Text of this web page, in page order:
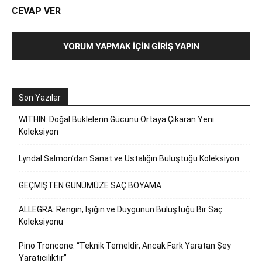
CEVAP VER
YORUM YAPMAK İÇIN GIRIŞ YAPIN
Son Yazılar
WITHIN: Doğal Buklelerin Gücünü Ortaya Çıkaran Yeni
Koleksiyon
Lyndal Salmon’dan Sanat ve Ustalığın Buluştuğu Koleksiyon
GEÇMİŞTEN GÜNÜMÜZE SAÇ BOYAMA
ALLEGRA: Rengin, Işığın ve Duygunun Buluştuğu Bir Saç
Koleksiyonu
Pino Troncone: “Teknik Temeldir, Ancak Fark Yaratan Şey
Yaratıcılıktır”